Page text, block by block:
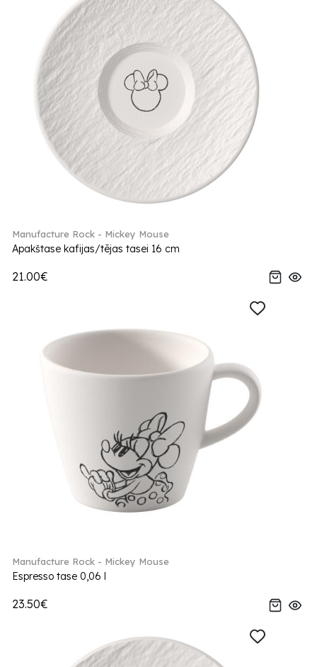
Manufacture Rock - Mickey Mouse
Apakštase kafijas/tējas tasei 16 cm
21.00€
Manufacture Rock - Mickey Mouse
Espresso tase 0,06 l
23.50€